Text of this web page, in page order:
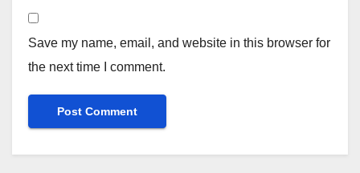
Save my name, email, and website in this browser for
the next time I comment.